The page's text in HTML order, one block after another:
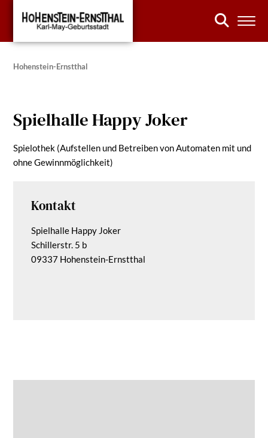
Hohenstein-Ernstthal
Spielhalle Happy Joker
Spielothek (Aufstellen und Betreiben von Automaten mit und
ohne Gewinnmöglichkeit)
Kontakt
Spielhalle Happy Joker
Schillerstr. 5 b
09337 Hohenstein-Ernstthal